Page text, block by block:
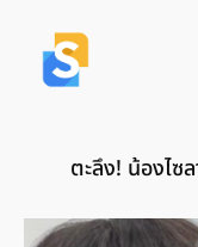
ตะลึง! น้องไซ